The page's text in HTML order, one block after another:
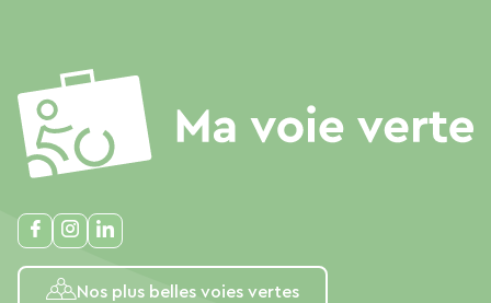
Nos plus belles voies vertes